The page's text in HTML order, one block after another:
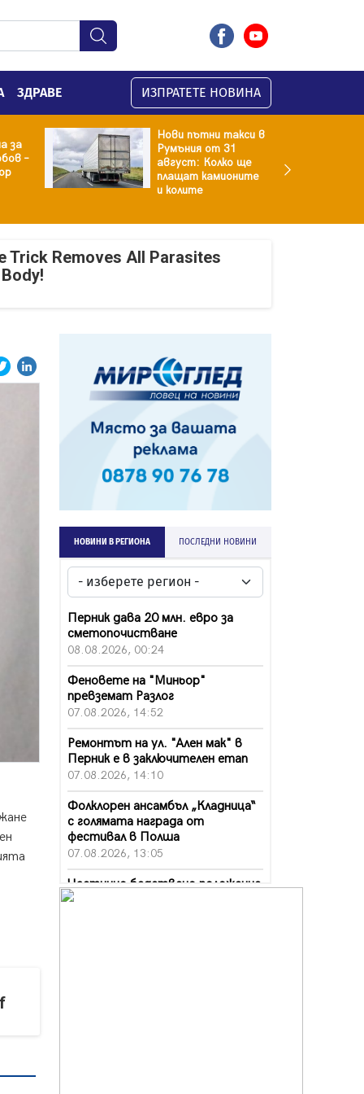
ЗДРАВЕ ИЗПРАТЕТЕ НОВИНА
за
–
Нови пътни такси в
Румъния от 31
август: Колко ще
плащат камионите
и колите
Trick Removes All Parasites
НОВИНИ В РЕГИОНА ПОСЛЕДНИ НОВИНИ
Перник дава 20 млн. евро за
сметопочистване
08.08.2026, 00:24
Феновете на "Миньор"
превземат Разлог
07.08.2026, 14:52
Ремонтът на ул. "Ален мак" в
Перник е в заключителен етап
07.08.2026, 14:10
Фолклорен ансамбъл „Кладница“
с голямата награда от
фестивал в Полша
07.08.2026, 13:05
Частично бедствено положение
в Перник заради пропаднал път,